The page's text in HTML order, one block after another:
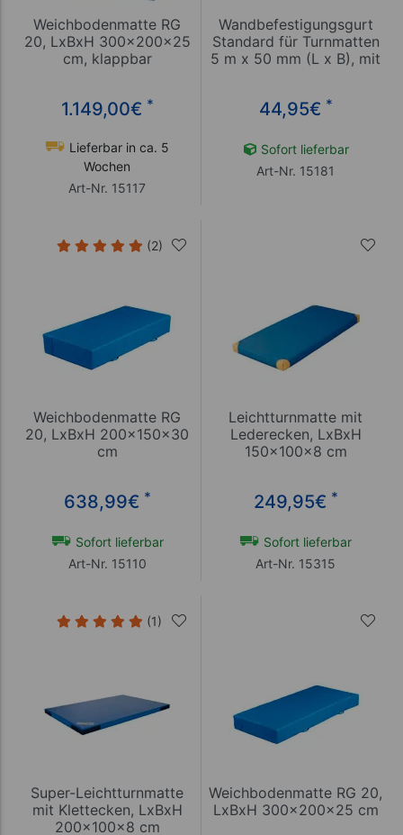
Weichbodenmatte RG
20, LxBxH 300x200x25
cm, klappbar
1.149,00€ *
Lieferbar in ca. 5
Wochen
Art-Nr. 15117
Wandbefestigungsgurt
Standard für Turnmatten
5 m x 50 mm (L x B), mit
44,95€ *
Sofort lieferbar
Art-Nr. 15181
(2)
Weichbodenmatte RG
20, LxBxH 200x150x30
cm
638,99€ *
Sofort lieferbar
Art-Nr. 15110
Leichtturnmatte mit
Lederecken, LxBxH
150x100x8 cm
249,95€ *
Sofort lieferbar
Art-Nr. 15315
(1)
Super-Leichtturnmatte
mit Klettecken, LxBxH
200x100x8 cm
Weichbodenmatte RG 20,
LxBxH 300x200x25 cm